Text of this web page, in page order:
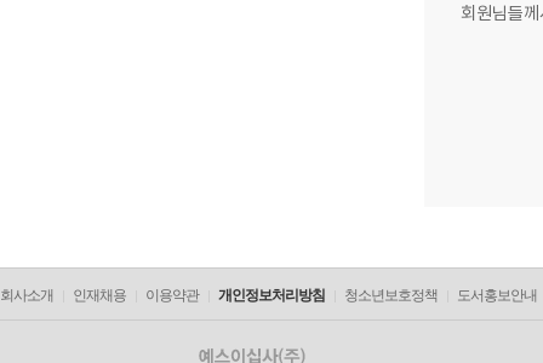
회원님들
회사소개 인재채용 이용약관 개인정보처리방침 청소년보호정책 도서홍보안내